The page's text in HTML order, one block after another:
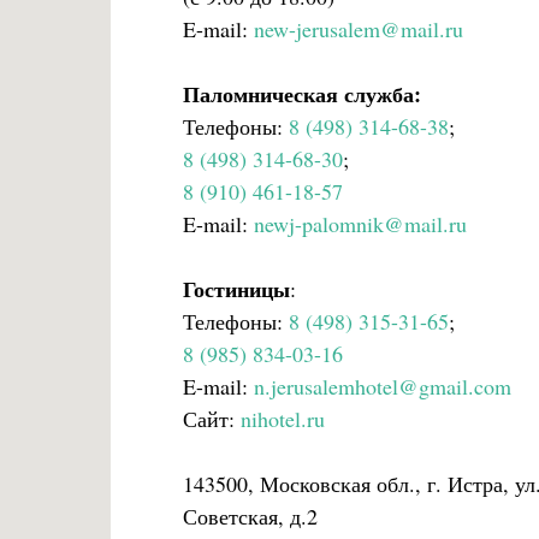
E-mail: new-jerusalem@mail.ru
Паломническая служба:
Телефоны: 8 (498) 314-68-38;
8 (498) 314-68-30;
8 (910) 461-18-57
E-mail: newj-palomnik@mail.ru
Гостиницы:
Телефоны: 8 (498) 315-31-65;
8 (985) 834-03-16
E-mail: n.jerusalemhotel@gmail.com
Сайт: nihotel.ru
143500, Московская обл., г. Истра,
Советская, д.2